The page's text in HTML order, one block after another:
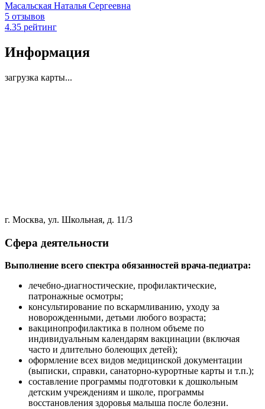
Масальская Наталья Сергеевна
5 отзывов
4.35 рейтинг
Информация
загрузка карты...
г. Москва, ул. Школьная, д. 11/3
Сфера деятельности
Выполнение всего спектра обязанностей врача-педиатра:
лечебно-диагностические, профилактические,
патронажные осмотры;
консультирование по вскармливанию, уходу за
новорожденными, детьми любого возраста;
вакцинопрофилактика в полном объеме по
индивидуальным календарям вакцинации (включая
часто и длительно болеющих детей);
оформление всех видов медицинской документации
(выписки, справки, санаторно-курортные карты и т.п.);
составление программы подготовки к дошкольным
детским учреждениям и школе, программы
восстановления здоровья малыша после болезни.